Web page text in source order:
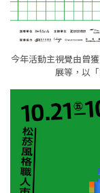
今年活動主視覺由曾
展等，以